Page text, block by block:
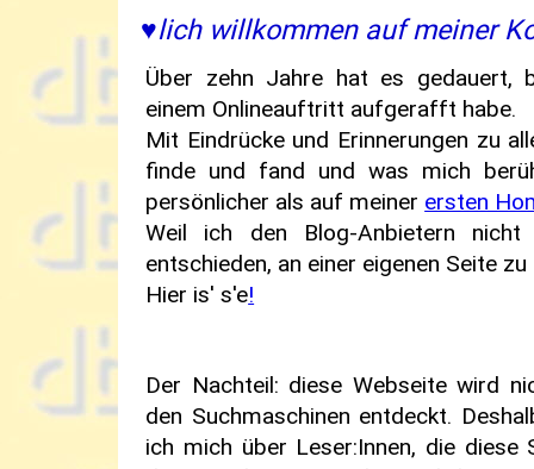
♥lich willkommen auf meiner
Über zehn Jahre hat es gedauert,
einem Onlineauftritt aufgerafft habe.
Mit Eindrücke und Erinnerungen zu
finde und fand und was mich
persönlicher als auf meiner ersten
Weil ich den Blog-Anbietern
entschieden, an einer eigenen Seite
Hier is' s'e!
Der Nachteil: diese Webseite wird
den Suchmaschinen entdeckt.
ich mich über Leser:Innen, die diese